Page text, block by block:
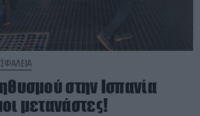
στην Ισπανία
μετανάστες!